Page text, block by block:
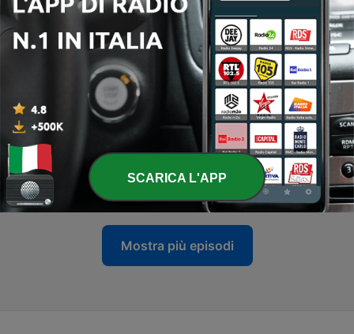
659 - Tu supponi? Il grande ERRORE
La voce inascoltata di Sofia?
657 - La storia di Marco e la paura di parlare in
pubblico
656 - Come SMETTERE di essere imbarazzati?
22 Ago 2023
Mostra più episodi
SCARICA L'APP